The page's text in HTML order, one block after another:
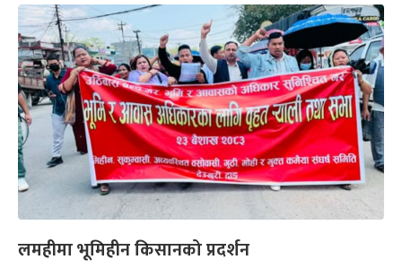
लमहीमा भूमिहीन किसानको प्रदर्शन